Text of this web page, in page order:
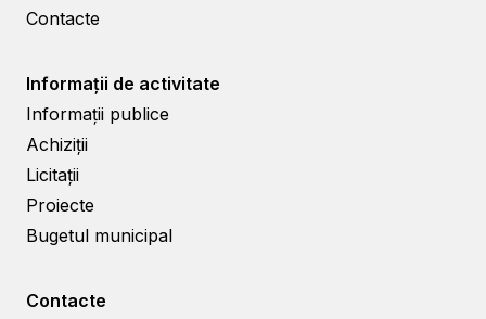
Contacte
Informații de activitate
Informații publice
Achiziții
Licitații
Proiecte
Bugetul municipal
Contacte